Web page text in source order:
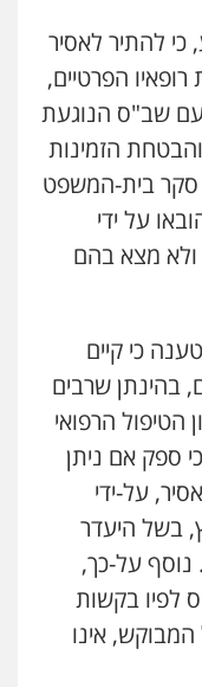
כי להתיר לאסיר
הפרטיים,
שב"ס הנוגעת
הזמינות
סקר בית-המשפט
על ידי
מצא בהם
כי קיים
בהינתן שרבים
הטיפול הרפואי
ספק אם ניתן
על-ידי
בשל היעדר
נוסף על-כך,
לפיו בקשות
אינו